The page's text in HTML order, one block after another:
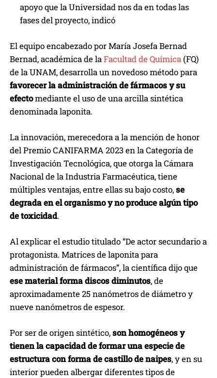
apoyo que la Universidad nos da en todas las
fases del proyecto, indicó
El equipo encabezado por María Josefa Bernad
Bernad, académica de laFacultad de Química (FQ)
de la UNAM, desarrolla un novedoso método para
favorecer la administración de fármacos y su
efectomediante el uso de una arcilla sintética
denominada laponita.
La innovación, merecedora a la mención de honor
del Premio CANIFARMA 2023 en la Categoría de
Investigación Tecnológica, que otorga la Cámara
Nacional de la Industria Farmacéutica, tiene
múltiples ventajas, entre ellas su bajo costo,se
degrada en el organismo y no produce algún tipo
de toxicidad.
Al explicar el estudio titulado “De actor secundario a
protagonista. Matrices de laponita para
administración de fármacos”, la científica dijo que
ese material forma discos diminutos, de
aproximadamente 25 nanómetros de diámetro y
nueve nanómetros de espesor.
Por ser de origen sintético,son homogéneos y
tienen la capacidad de formar una especie de
estructura con forma de castillo de naipes, y en su
interior pueden albergar diferentes tipos de